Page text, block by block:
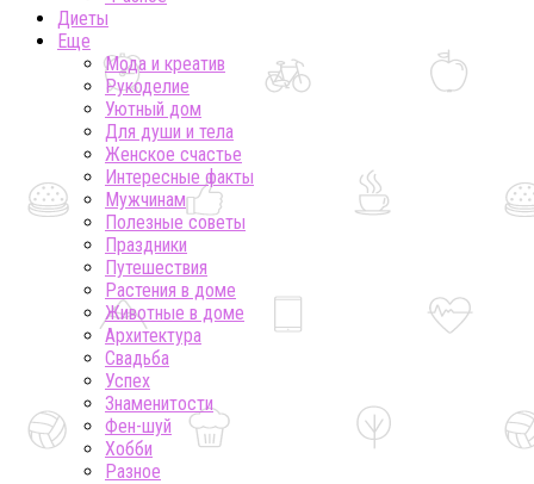
Диеты
Еще
Мода и креатив
Рукоделие
Уютный дом
Для души и тела
Женское счастье
Интересные факты
Мужчинам
Полезные советы
Праздники
Путешествия
Растения в доме
Животные в доме
Архитектура
Свадьба
Успех
Знаменитости
Фен-шуй
Хобби
Разное